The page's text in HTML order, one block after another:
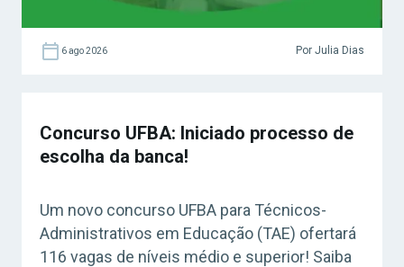
6 ago 2026 Por Julia Dias
Concurso UFBA: Iniciado processo de
escolha da banca!
Um novo concurso UFBA para Técnicos-
Administrativos em Educação (TAE) ofertará
116 vagas de níveis médio e superior! Saiba